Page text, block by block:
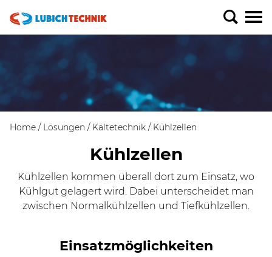
Home Lösungen Kältetechnik Kühlzellen
Kühlzellen
Kühlzellen kommen überall dort zum Einsatz, wo
Kühlgut gelagert wird. Dabei unterscheidet man
zwischen Normalkühlzellen und Tiefkühlzellen.
Einsatzmöglichkeiten